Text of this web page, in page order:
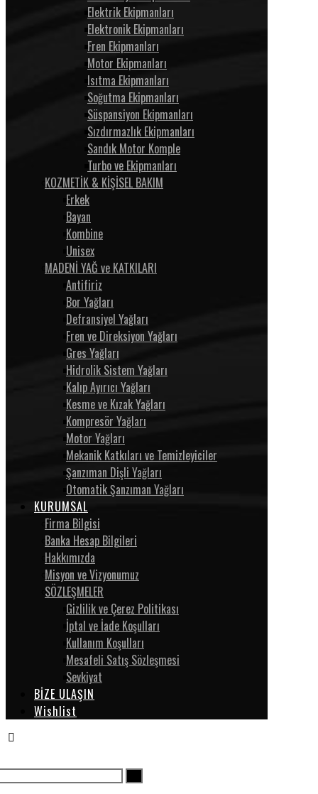
Elektrik Ekipmanları
Elektronik Ekipmanları
Fren Ekipmanları
Motor Ekipmanları
Isıtma Ekipmanları
Soğutma Ekipmanları
Süspansiyon Ekipmanları
Sızdırmazlık Ekipmanları
Sandık Motor Komple
Turbo ve Ekipmanları
KOZMETİK & KİŞİSEL BAKIM
Erkek
Bayan
Kombine
Unisex
MADENİ YAĞ ve KATKILARI
Antifiriz
Bor Yağları
Defransiyel Yağları
Fren ve Direksiyon Yağları
Gres Yağları
Hidrolik Sistem Yağları
Kalıp Ayırıcı Yağları
Kesme ve Kızak Yağları
Kompresör Yağları
Motor Yağları
Mekanik Katkıları ve Temizleyiciler
Şanzıman Dişli Yağları
Otomatik Şanzıman Yağları
KURUMSAL
Firma Bilgisi
Banka Hesap Bilgileri
Hakkımızda
Misyon ve Vizyonumuz
SÖZLEŞMELER
Gizlilik ve Çerez Politikası
İptal ve İade Koşulları
Kullanım Koşulları
Mesafeli Satış Sözleşmesi
Sevkiyat
BİZE ULAŞIN
Wishlist